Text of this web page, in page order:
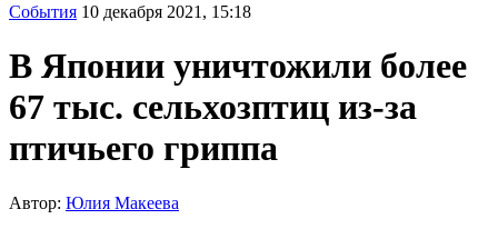
События 10 декабря 2021, 15:18
В Японии уничтожили более
67 тыс. сельхозптиц из-за
птичьего гриппа
Автор: Юлия Макеева